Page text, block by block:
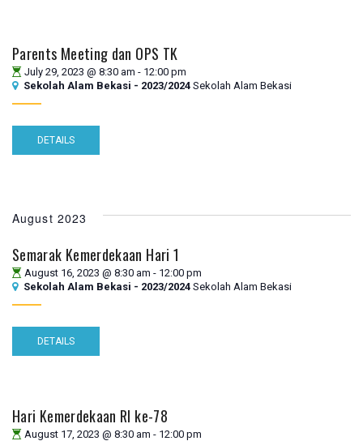
Parents Meeting dan OPS TK
July 29, 2023 @ 8:30 am - 12:00 pm
Sekolah Alam Bekasi - 2023/2024 Sekolah Alam Bekasi
DETAILS
August 2023
Semarak Kemerdekaan Hari 1
August 16, 2023 @ 8:30 am - 12:00 pm
Sekolah Alam Bekasi - 2023/2024 Sekolah Alam Bekasi
DETAILS
Hari Kemerdekaan RI ke-78
August 17, 2023 @ 8:30 am - 12:00 pm